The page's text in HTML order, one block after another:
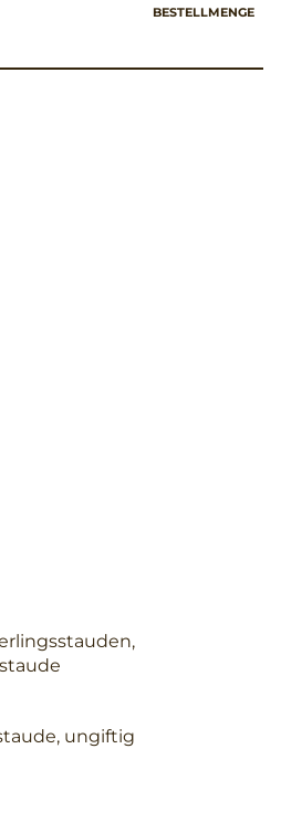
BESTELLMENGE
ungiftig